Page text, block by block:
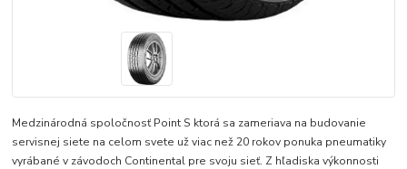
Medzinárodná spoločnosť Point S ktorá sa zameriava na budovanie
servisnej siete na celom svete už viac než 20 rokov ponuka pneumatiky
vyrábané v závodoch Continental pre svoju sieť. Z hľadiska výkonnosti